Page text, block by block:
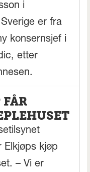
i
er fra
konsernsjef i
etter
Elkjøps kjøp
– Vi er